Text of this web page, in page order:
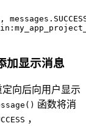
加显示消息
向后向用户显示
函数将消
，